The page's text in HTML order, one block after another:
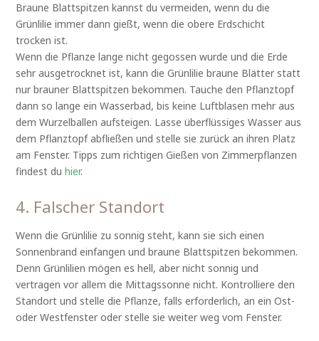
Braune Blattspitzen kannst du vermeiden, wenn du die
Grünlilie immer dann gießt, wenn die obere Erdschicht
trocken ist.
Wenn die Pflanze lange nicht gegossen wurde und die Erde
sehr ausgetrocknet ist, kann die Grünlilie braune Blätter statt
nur brauner Blattspitzen bekommen. Tauche den Pflanztopf
dann so lange ein Wasserbad, bis keine Luftblasen mehr aus
dem Wurzelballen aufsteigen. Lasse überflüssiges Wasser aus
dem Pflanztopf abfließen und stelle sie zurück an ihren Platz
am Fenster. Tipps zum richtigen Gießen von Zimmerpflanzen
findest duhier.
4. Falscher Standort
Wenn die Grünlilie zu sonnig steht, kann sie sich einen
Sonnenbrand einfangen und braune Blattspitzen bekommen.
Denn Grünlilien mögen es hell, aber nicht sonnig und
vertragen vor allem die Mittagssonne nicht. Kontrolliere den
Standort und stelle die Pflanze, falls erforderlich, an ein Ost-
oder Westfenster oder stelle sie weiter weg vom Fenster.